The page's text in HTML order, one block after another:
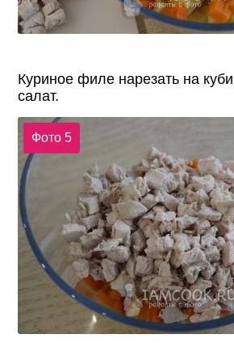
Куриное филе нарезать на
салат.
Фото 5